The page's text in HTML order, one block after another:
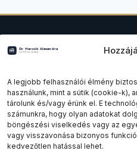
A legjobb felhasználói élmény
használunk, mint a sütik (cookie-
tárolunk és/vagy érünk el. E
számunkra, hogy olyan adatokat
böngészési viselkedés vagy az
vagy visszavonása bizonyos
kedvezőtlen hatással lehet.
utca 64-66.
Ingatlanjog
Társasági
Összes